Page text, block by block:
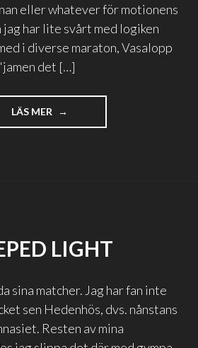
eller whatever för motionens
jag har lite svårt med logiken
i diverse maraton, Vasalopp
det […]
LÄS MER "ONATURLIGT
SPRINGANDE"
LIGHT
sina matcher. Jag har fan inte
sen Hedenhös, dvs. nånstans
Resten av mina